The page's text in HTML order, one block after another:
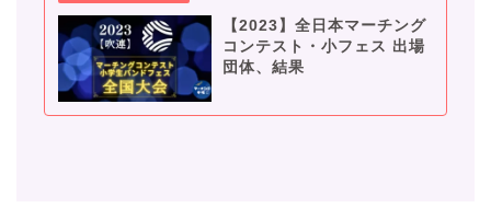
【2023】全日本マーチング
コンテスト・小フェス 出場
団体、結果